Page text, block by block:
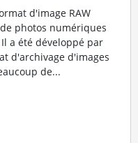
d'image RAW
photos numériques
a été développé par
d'archivage d'images
de...